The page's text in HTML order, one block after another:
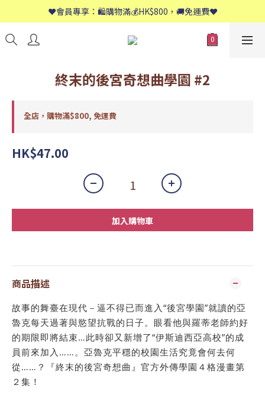
📱歡迎WhatsApp查詢：9558 8661
❤️會員專享：🛍購物滿💰HK$800，🚚免運費❤️
📱歡迎WhatsApp查詢：9558 8661
終末的後宮奇想曲學園 #2
全店，購物滿$800, 免運費
HK$47.00
加入購物車
商品描述
故事的舞臺在現代－逼不得已而進入“後宮學園”就讀的亞
魯克每天過著與慾望抗戰的日子。眼看他與羅蒂老師約好
的期限即將結束…此時卻又新增了“伊斯迪西亞高校”的成
員前來加入……。亞魯克平穩的校園生活究竟會何去何
從……？『終末的後宮奇想曲』官方外傳學園４格漫畫第
２集！